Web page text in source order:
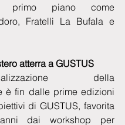
piano come
Fratelli La Bufala e
atterra a GUSTUS
della
è fin dalle prime edizioni
di GUSTUS, favorita
dai workshop per